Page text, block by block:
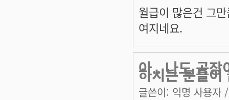
월급이 많은건 그
여지네요.
아.. 나도 공장
하시는 분들이
글쓴이: 익명 사용자